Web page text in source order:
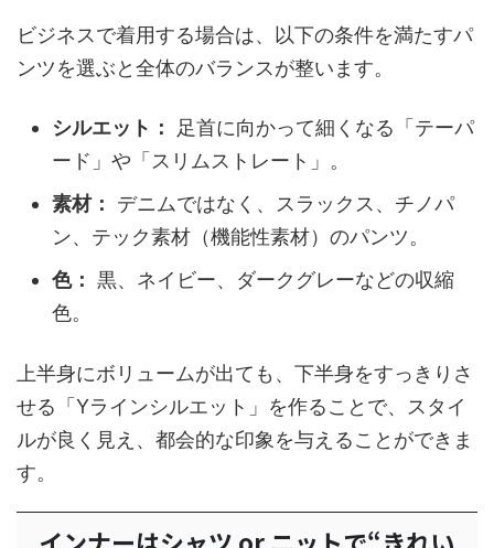
ビジネスで着用する場合は、以下の条件を満たすパ
ンツを選ぶと全体のバランスが整います。
シルエット：
足首に向かって細くなる「テーパ
ード」や「スリムストレート」。
素材：
デニムではなく、スラックス、チノパ
ン、テック素材（機能性素材）のパンツ。
色： 黒、ネイビー、ダークグレーなどの収縮
色。
上半身にボリュームが出ても、下半身をすっきりさ
せる「Yラインシルエット」を作ることで、スタイ
ルが良く見え、都会的な印象を与えることができま
す。
インナーはシャツ or ニットで“きれい